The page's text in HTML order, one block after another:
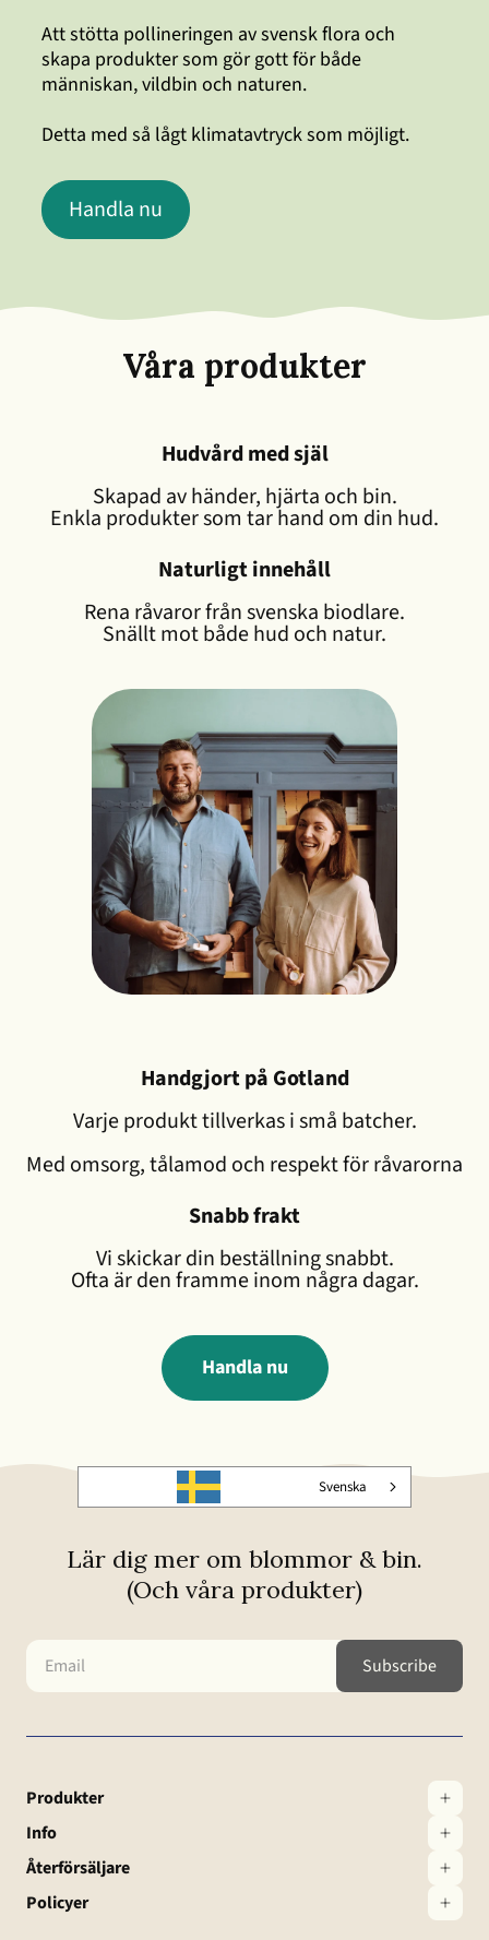
Att stötta pollineringen av svensk flora och
skapa produkter som gör gott för både
människan, vildbin och naturen.
Detta med så lågt klimatavtryck som möjligt.
Handla nu
Våra produkter
Hudvård med själ
Skapad av händer, hjärta och bin.
Enkla produkter som tar hand om din hud.
Naturligt innehåll
Rena råvaror från svenska biodlare.
Snällt mot både hud och natur.
Handgjort på Gotland
Varje produkt tillverkas i små batcher.
Med omsorg, tålamod och respekt för råvarorna
Snabb frakt
Vi skickar din beställning snabbt.
Ofta är den framme inom några dagar.
Handla nu
Svenska
Lär dig mer om blommor & bin.
(Och våra produkter)
Produkter
Info
Återförsäljare
Policyer